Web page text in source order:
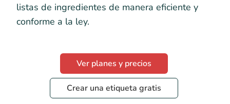
listas de ingredientes de manera eficiente y
conforme a la ley.
Ver planes y precios
Crear una etiqueta gratis